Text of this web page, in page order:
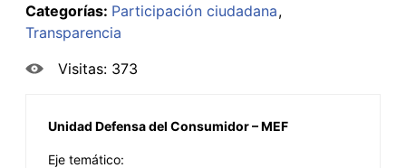
Categorías: Participación ciudadana
Transparencia
Visitas: 373
Unidad Defensa del Consumidor – MEF
Eje temático: